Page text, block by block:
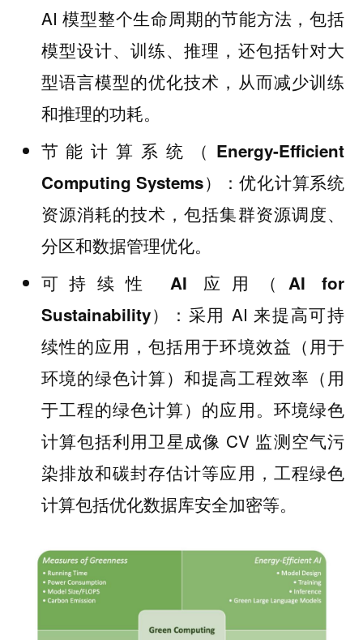
AI 模型整个生命周期的节能方法，包括
模型设计、训练、推理，还包括针对大
型语言模型的优化技术，从而减少训练
和推理的功耗。
节能计算系统（Energy-Efficient
Computing Systems）
：优化计算系统
资源消耗的技术，包括集群资源调度、
分区和数据管理优化。
可持续性 AI 应用（AI for
Sustainability）
：采用 AI 来提高可持
续性的应用，包括用于环境效益（用于
环境的绿色计算）和提高工程效率（用
于工程的绿色计算）的应用。环境绿色
计算包括利用卫星成像 CV 监测空气污
染排放和碳封存估计等应用，工程绿色
计算包括优化数据库安全加密等。